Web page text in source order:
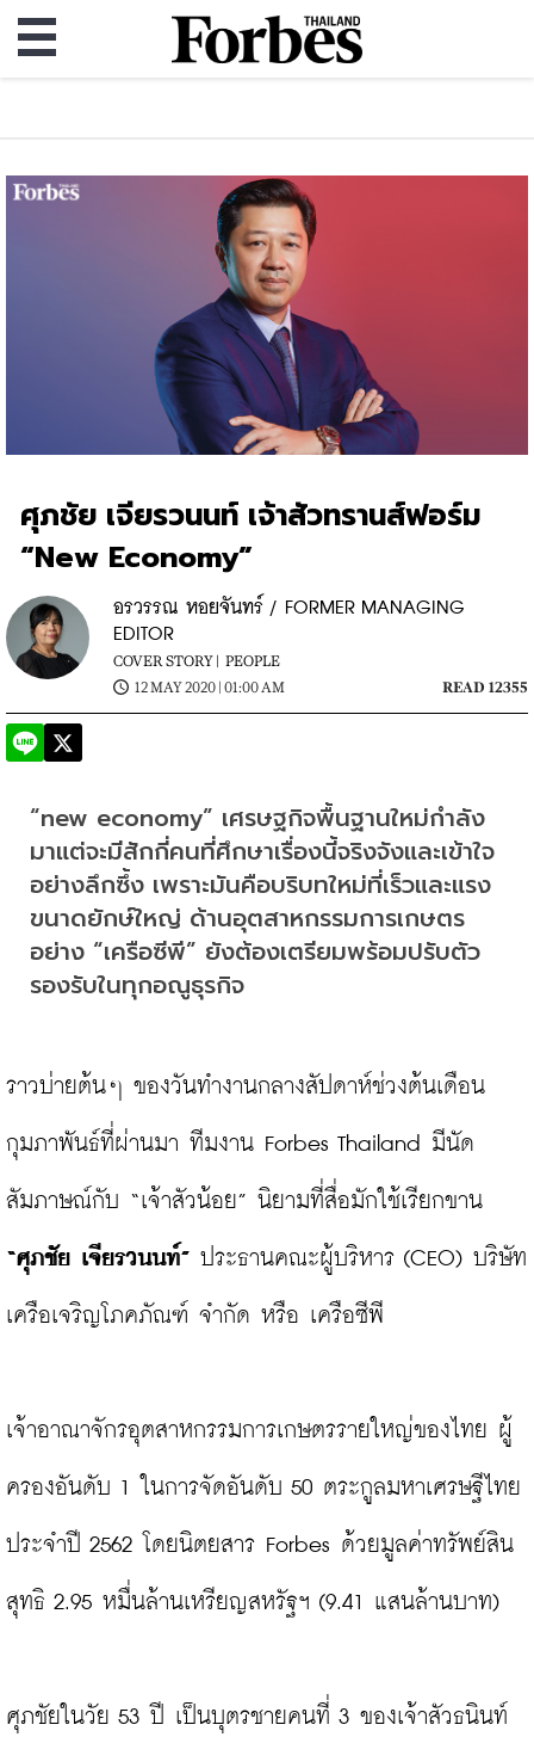
ศุภชัย เจียรวนนท์ เจ้าสัวทรานส์ฟอร์ม
“New Economy”
อรวรรณ หอยจันทร์ / FORMER MANAGING
EDITOR
COVER STORY | PEOPLE
12 MAY 2020 | 01:00 AM
READ 12355
“new economy” เศรษฐกิจพื้นฐานใหม่กำลัง
มาแต่จะมีสักกี่คนที่ศึกษาเรื่องนี้จริงจังและเข้าใจ
อย่างลึกซึ้ง เพราะมันคือบริบทใหม่ที่เร็วและแรง
ขนาดยักษ์ใหญ่ ด้านอุตสาหกรรมการเกษตร
อย่าง “เครือซีพี” ยังต้องเตรียมพร้อมปรับตัว
รองรับในทุกอณูธุรกิจ
ราวบ่ายต้นๆ ของวันทำงานกลางสัปดาห์ช่วงต้นเดือน
กุมภาพันธ์ที่ผ่านมา ทีมงาน Forbes Thailand มีนัด
“ศุภชัย เจียรวนนท์” ประธานคณะผู้บริหาร (CEO) บริษัท
เครือเจริญโภคภัณฑ์ จำกัด หรือ เครือซีพี
เจ้าอาณาจักรอุตสาหกรรมการเกษตรรายใหญ่ของไทย ผู้
ครองอันดับ 1 ในการจัดอันดับ 50 ตระกูลมหาเศรษฐีไทย
ประจำปี 2562 โดยนิตยสาร Forbes ด้วยมูลค่าทรัพย์สิน
สุทธิ 2.95 หมื่นล้านเหรียญสหรัฐฯ (9.41 แสนล้านบาท)
ศุภชัยในวัย 53 ปี เป็นบุตรชายคนที่ 3 ของเจ้าสัวธนินท์